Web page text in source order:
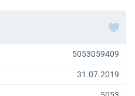
5053059409
31.07.2019